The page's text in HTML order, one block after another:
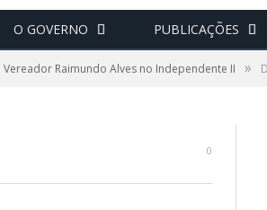
O GOVERNO PUBLICAÇÕES
Raimundo Alves no Independente II »
0